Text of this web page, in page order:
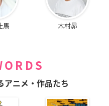
馬 木村昴
アニメ・作品たち